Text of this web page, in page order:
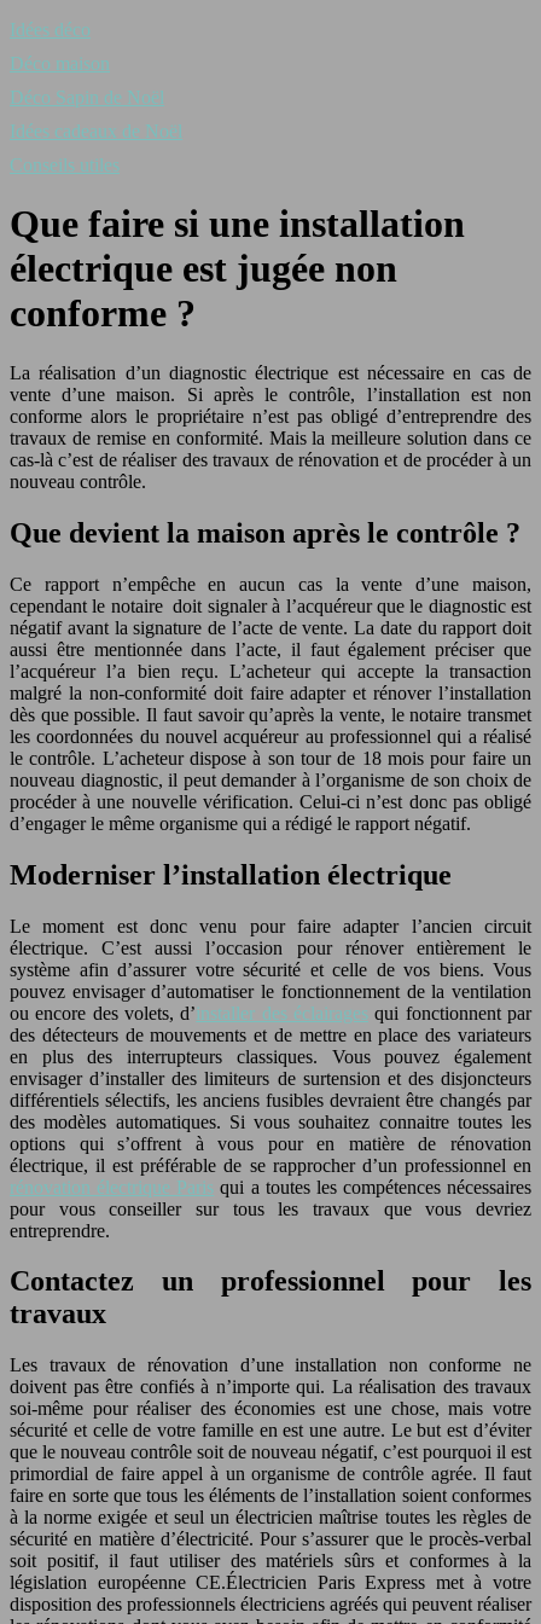
Idées déco
Déco maison
Déco Sapin de Noël
Idées cadeaux de Noël
Conseils utiles
Que faire si une installation
électrique est jugée non
conforme ?
La réalisation d’un diagnostic électrique est nécessaire en cas de
vente d’une maison. Si après le contrôle, l’installation est non
conforme alors le propriétaire n’est pas obligé d’entreprendre des
travaux de remise en conformité. Mais la meilleure solution dans ce
cas-là c’est de réaliser des travaux de rénovation et de procéder à un
nouveau contrôle.
Que devient la maison après le contrôle ?
Ce rapport n’empêche en aucun cas la vente d’une maison,
cependant le notaire doit signaler à l’acquéreur que le diagnostic est
négatif avant la signature de l’acte de vente. La date du rapport doit
aussi être mentionnée dans l’acte, il faut également préciser que
l’acquéreur l’a bien reçu. L’acheteur qui accepte la transaction
malgré la non-conformité doit faire adapter et rénover l’installation
dès que possible. Il faut savoir qu’après la vente, le notaire transmet
les coordonnées du nouvel acquéreur au professionnel qui a réalisé
le contrôle. L’acheteur dispose à son tour de 18 mois pour faire un
nouveau diagnostic, il peut demander à l’organisme de son choix de
procéder à une nouvelle vérification. Celui-ci n’est donc pas obligé
d’engager le même organisme qui a rédigé le rapport négatif.
Moderniser l’installation électrique
Le moment est donc venu pour faire adapter l’ancien circuit
électrique. C’est aussi l’occasion pour rénover entièrement le
système afin d’assurer votre sécurité et celle de vos biens. Vous
pouvez envisager d’automatiser le fonctionnement de la ventilation
ou encore des volets, d’installer des éclairages qui fonctionnent par
des détecteurs de mouvements et de mettre en place des variateurs
en plus des interrupteurs classiques. Vous pouvez également
envisager d’installer des limiteurs de surtension et des disjoncteurs
différentiels sélectifs, les anciens fusibles devraient être changés par
des modèles automatiques. Si vous souhaitez connaitre toutes les
options qui s’offrent à vous pour en matière de rénovation
électrique, il est préférable de se rapprocher d’un professionnel en
rénovation électrique Paris qui a toutes les compétences nécessaires
pour vous conseiller sur tous les travaux que vous devriez
entreprendre.
Contactez un professionnel pour les
travaux
Les travaux de rénovation d’une installation non conforme ne
doivent pas être confiés à n’importe qui. La réalisation des travaux
soi-même pour réaliser des économies est une chose, mais votre
sécurité et celle de votre famille en est une autre. Le but est d’éviter
que le nouveau contrôle soit de nouveau négatif, c’est pourquoi il est
primordial de faire appel à un organisme de contrôle agrée. Il faut
faire en sorte que tous les éléments de l’installation soient conformes
à la norme exigée et seul un électricien maîtrise toutes les règles de
sécurité en matière d’électricité. Pour s’assurer que le procès-verbal
soit positif, il faut utiliser des matériels sûrs et conformes à la
législation européenne CE.Électricien Paris Express met à votre
disposition des professionnels électriciens agréés qui peuvent réaliser